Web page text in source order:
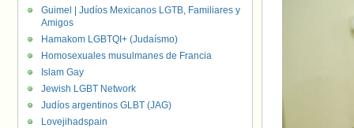
Guimel | Judíos Mexicanos LGTB, Familiares y
Amigos
Hamakom LGBTQI+ (Judaísmo)
Homosexuales musulmanes de Francia
Islam Gay
Jewish LGBT Network
Judíos argentinos GLBT (JAG)
Lovejihadspain